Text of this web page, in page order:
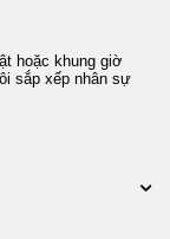
hoặc khung giờ
sắp xếp nhân sự